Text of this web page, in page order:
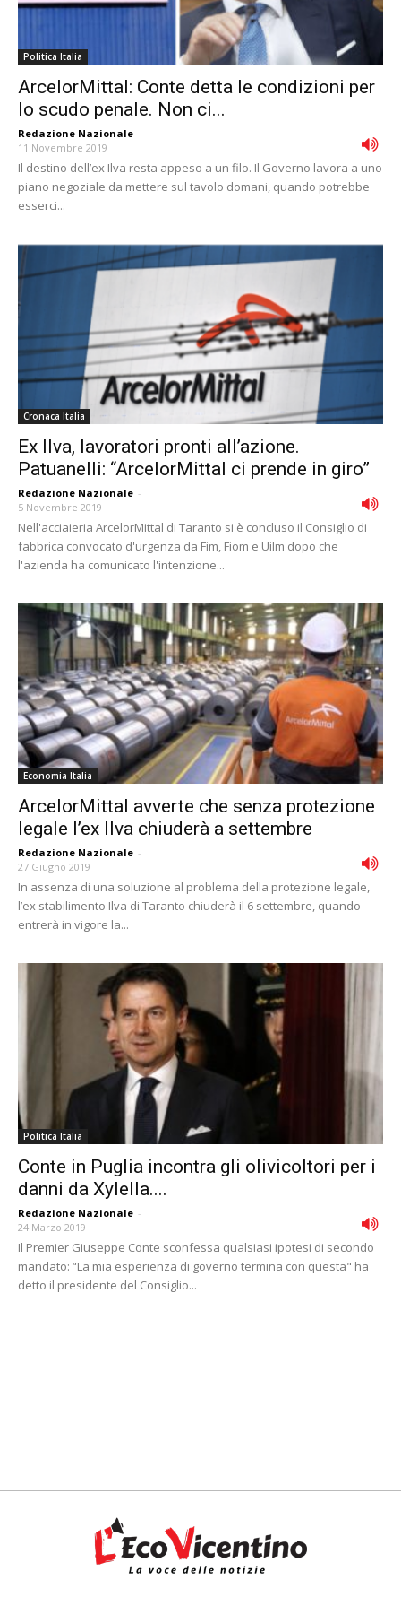
Politica Italia
ArcelorMittal: Conte detta le condizioni per
lo scudo penale. Non ci...
Redazione Nazionale -
11 Novembre 2019
Il destino dell’ex Ilva resta appeso a un filo. Il Governo lavora a uno
piano negoziale da mettere sul tavolo domani, quando potrebbe
esserci...
Cronaca Italia
Ex Ilva, lavoratori pronti all’azione.
Patuanelli: “ArcelorMittal ci prende in giro”
Redazione Nazionale -
5 Novembre 2019
Nell'acciaieria ArcelorMittal di Taranto si è concluso il Consiglio di
fabbrica convocato d'urgenza da Fim, Fiom e Uilm dopo che
l'azienda ha comunicato l'intenzione...
Economia Italia
ArcelorMittal avverte che senza protezione
legale l’ex Ilva chiuderà a settembre
Redazione Nazionale -
27 Giugno 2019
In assenza di una soluzione al problema della protezione legale,
l’ex stabilimento Ilva di Taranto chiuderà il 6 settembre, quando
entrerà in vigore la...
Politica Italia
Conte in Puglia incontra gli olivicoltori per i
danni da Xylella....
Redazione Nazionale -
24 Marzo 2019
Il Premier Giuseppe Conte sconfessa qualsiasi ipotesi di secondo
mandato: “La mia esperienza di governo termina con questa" ha
detto il presidente del Consiglio...